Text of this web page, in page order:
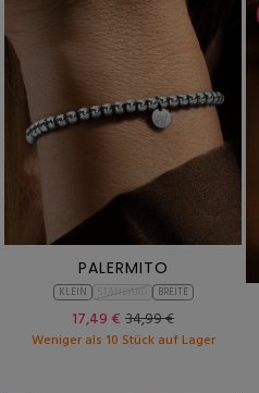
PALERMITO
KLEIN BREITE
17,49 € 34,99 €
Weniger als 10 Stück auf Lager